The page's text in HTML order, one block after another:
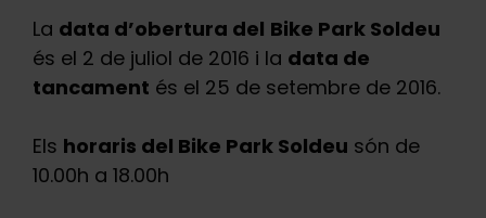
La data d’obertura del Bike Park Soldeu
és el 2 de juliol de 2016 i la data de
tancament és el 25 de setembre de 2016.
Els horaris del Bike Park Soldeu són de
10.00h a 18.00h